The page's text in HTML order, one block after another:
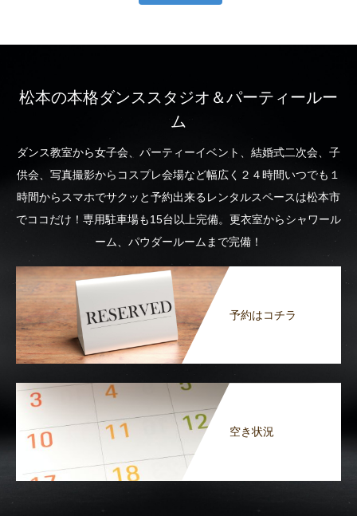
松本の本格ダンススタジオ＆パーティールー
ム
ダンス教室から女子会、パーティーイベント、結婚式二次会、子
供会、写真撮影からコスプレ会場など幅広く２４時間いつでも１
時間からスマホでサクッと予約出来るレンタルスペースは松本市
でココだけ！専用駐車場も15台以上完備。更衣室からシャワール
ーム、パウダールームまで完備！
予約はコチラ
空き状況